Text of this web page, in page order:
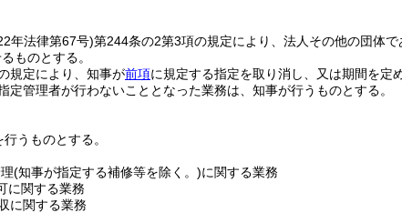
年法律第67号)第244条の2第3項の規定により、法人その他の団体
ものとする。
規定により、知事が前項に規定する指定を取り消し、又は期間を定
定管理者が行わないこととなった業務は、知事が行うものとする。
うものとする。
(知事が指定する補修等を除く。)に関する業務
に関する業務
に関する業務